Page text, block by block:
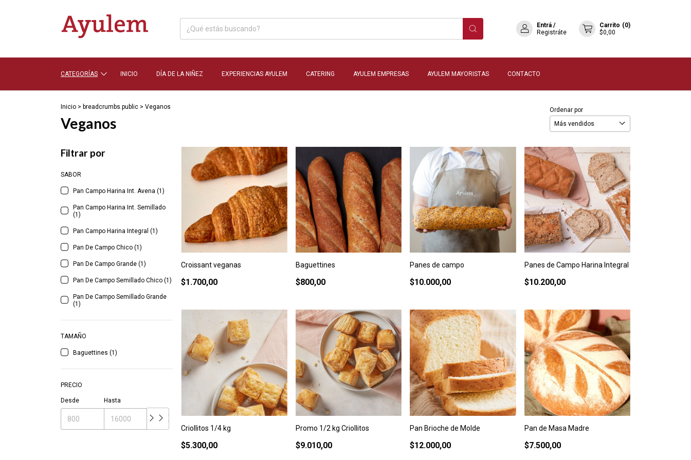
Entrá /
Registráte
Carrito (0)
$0,00
CATEGORÍAS INICIO DÍA DE LA NIÑEZ EXPERIENCIAS AYULEM CATERING AYULEM EMPRESAS AYULEM MAYORISTAS CONTACTO
Inicio > breadcrumbs.public > Veganos
Veganos
Ordenar por
Filtrar por
SABOR
Pan Campo Harina Int. Avena (1)
Pan Campo Harina Int. Semillado
(1)
Pan Campo Harina Integral (1)
Pan De Campo Chico (1)
Pan De Campo Grande (1)
Pan De Campo Semillado Chico (1)
Pan De Campo Semillado Grande
(1)
TAMAÑO
Baguettines (1)
PRECIO
Desde Hasta
Croissant veganas
$1.700,00
Baguettines
$800,00
Panes de campo
$10.000,00
Panes de Campo Harina Integral
$10.200,00
Criollitos 1/4 kg
$5.300,00
Promo 1/2 kg Criollitos
$9.010,00
Pan Brioche de Molde
$12.000,00
Pan de Masa Madre
$7.500,00